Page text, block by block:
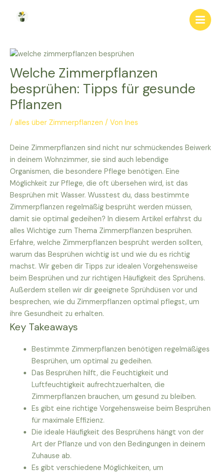
Main
Welche Zimmerpflanzen
besprühen: Tipps für gesunde
Pflanzen
/ alles über Zimmerpflanzen / Von Ines
Deine Zimmerpflanzen sind nicht nur schmückendes Beiwerk
in deinem Wohnzimmer, sie sind auch lebendige
Organismen, die besondere Pflege benötigen. Eine
Möglichkeit zur Pflege, die oft übersehen wird, ist das
Besprühen mit Wasser. Wusstest du, dass bestimmte
Zimmerpflanzen regelmäßig besprüht werden müssen,
damit sie optimal gedeihen? In diesem Artikel erfährst du
alles Wichtige zum Thema Zimmerpflanzen besprühen.
Erfahre, welche Zimmerpflanzen besprüht werden sollten,
warum das Besprühen wichtig ist und wie du es richtig
machst. Wir geben dir Tipps zur idealen Vorgehensweise
beim Besprühen und zur richtigen Häufigkeit des Sprühens.
Außerdem stellen wir dir geeignete Sprühdüsen vor und
besprechen, wie du Zimmerpflanzen optimal pflegst, um
ihre Gesundheit zu erhalten.
Key Takeaways
Bestimmte Zimmerpflanzen benötigen regelmäßiges
Besprühen, um optimal zu gedeihen.
Das Besprühen hilft, die Feuchtigkeit und
Luftfeuchtigkeit aufrechtzuerhalten, die
Zimmerpflanzen brauchen, um gesund zu bleiben.
Es gibt eine richtige Vorgehensweise beim Besprühen
für maximale Effizienz.
Die ideale Häufigkeit des Besprühens hängt von der
Art der Pflanze und von den Bedingungen in deinem
Zuhause ab.
Es gibt verschiedene Möglichkeiten, um